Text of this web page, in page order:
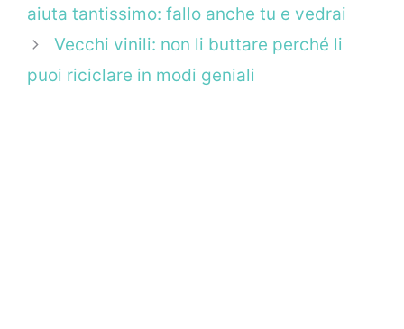
aiuta tantissimo: fallo anche tu e vedrai
Vecchi vinili: non li buttare perché li
puoi riciclare in modi geniali